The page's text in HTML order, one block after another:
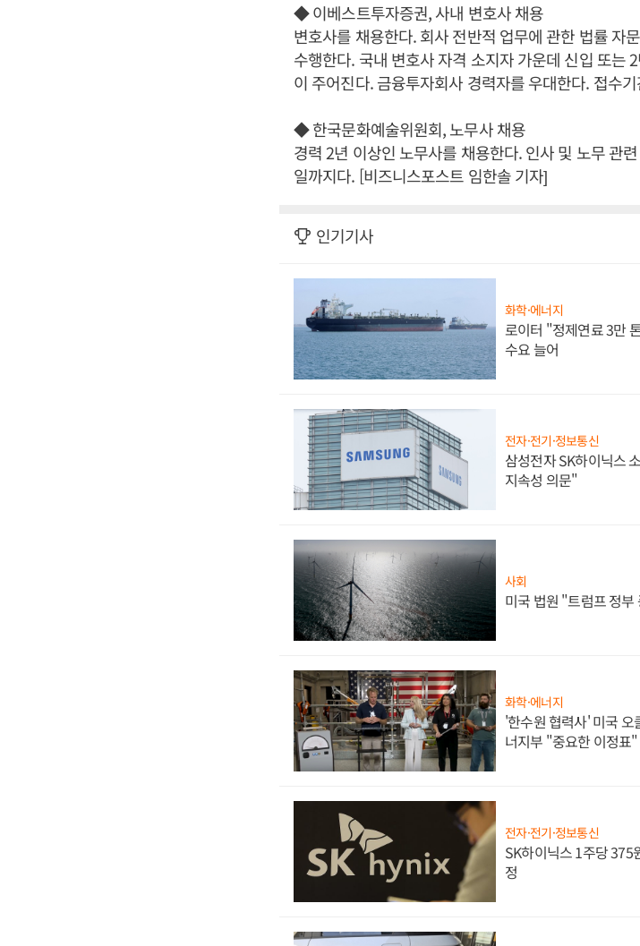
◆ 이베스트투자증권, 사내 변호사 채용
변호사를 채용한다. 회사 전반적 업무에 관한 법률 자
수행한다. 국내 변호사 자격 소지자 가운데 신입 또는
이 주어진다. 금융투자회사 경력자를 우대한다. 접수
◆ 한국문화예술위원회, 노무사 채용
경력 2년 이상인 노무사를 채용한다. 인사 및 노무 관
일까지다. [비즈니스포스트 임한솔 기자]
인기기사
화학·에너지
로이터 "정제연료 3만
수요 늘어
전자·전기·정보통신
삼성전자 SK하이닉스
지속성 의문"
사회
미국 법원 "트럼프 정부
화학·에너지
'한수원 협력사' 미국 오
너지부 "중요한 이정표"
전자·전기·정보통신
SK하이닉스 1주당 375
정